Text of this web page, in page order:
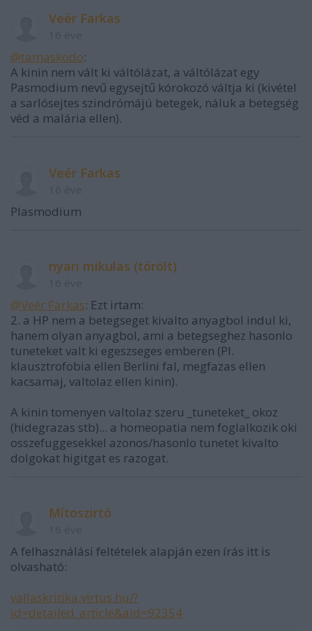
Veér Farkas
@tamaskodo:
A kinin nem vált ki váltólázat, a váltólázat egy
Pasmodium nevű egysejtű kórokozó váltja ki (kivétel
a sarlósejtes szindrómájú betegek, náluk a betegség
véd a malária ellen).
Veér Farkas
Plasmodium
nyari mikulas (törölt)
@Veér Farkas: Ezt irtam:
2. a HP nem a betegseget kivalto anyagbol indul ki,
hanem olyan anyagbol, ami a betegseghez hasonlo
tuneteket valt ki egeszseges emberen (Pl.
klausztrofobia ellen Berlini fal, megfazas ellen
kacsamaj, valtolaz ellen kinin).
A kinin tomenyen valtolaz szeru _tuneteket_ okoz
(hidegrazas stb)... a homeopatia nem foglalkozik oki
osszefuggesekkel azonos/hasonlo tunetet kivalto
dolgokat higitgat es razogat.
Mítoszirtó
A felhasználási feltételek alapján ezen írás itt is
olvasható:
vallaskritika.virtus.hu/?
id=detailed_article&aid=92354